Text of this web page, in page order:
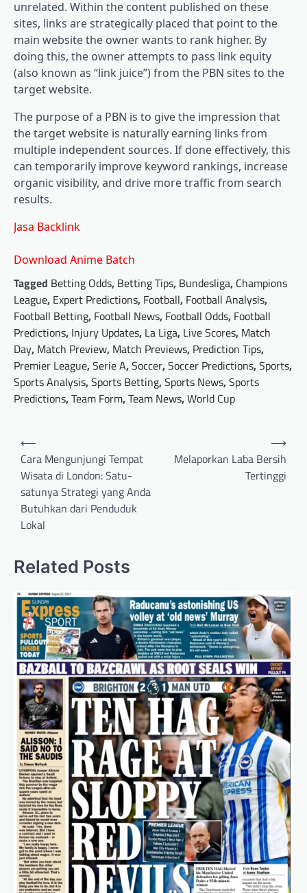
unrelated. Within the content published on these
sites, links are strategically placed that point to the
main website the owner wants to rank higher. By
doing this, the owner attempts to pass link equity
(also known as “link juice”) from the PBN sites to the
target website.
The purpose of a PBN is to give the impression that
the target website is naturally earning links from
multiple independent sources. If done effectively, this
can temporarily improve keyword rankings, increase
organic visibility, and drive more traffic from search
results.
Jasa Backlink
Download Anime Batch
Tagged Betting Odds, Betting Tips, Bundesliga, Champions
League, Expert Predictions, Football, Football Analysis,
Football Betting, Football News, Football Odds, Football
Predictions, Injury Updates, La Liga, Live Scores, Match
Day, Match Preview, Match Previews, Prediction Tips,
Premier League,Serie A,Soccer,Soccer Predictions,Sports,
Sports Analysis,Sports Betting,Sports News,Sports
Predictions,Team Form,Team News,World Cup
Post
navigation
⟵
Cara Mengunjungi Tempat
Wisata di London: Satu-
satunya Strategi yang Anda
Butuhkan dari Penduduk
Lokal
Melaporkan Laba Bersih
Tertinggi
⟶
Related Posts